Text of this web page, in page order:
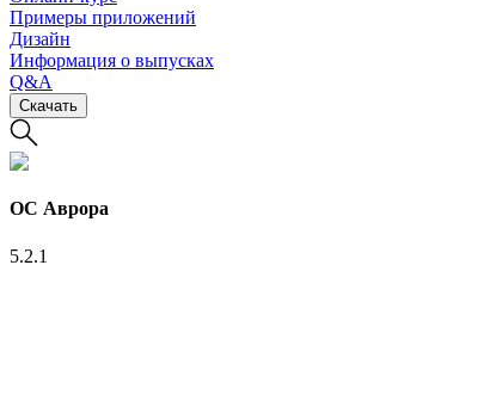
Примеры приложений
Дизайн
Информация о выпусках
Q&A
Скачать
ОС Аврора
5.2.1